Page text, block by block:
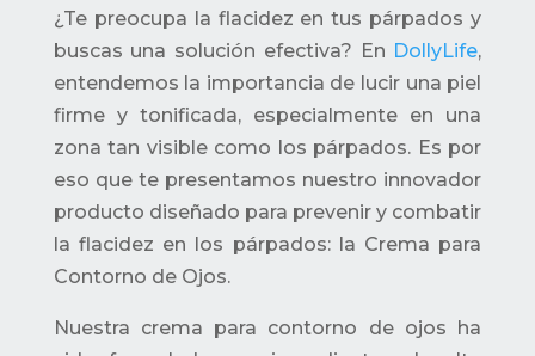
¿Te preocupa la flacidez en tus párpados y
buscas una solución efectiva? En DollyLife,
entendemos la importancia de lucir una piel
firme y tonificada, especialmente en una
zona tan visible como los párpados. Es por
eso que te presentamos nuestro innovador
producto diseñado para prevenir y combatir
la flacidez en los párpados: la Crema para
Contorno de Ojos.
Nuestra crema para contorno de ojos ha